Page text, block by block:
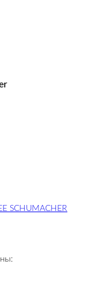
SCHUMACHER